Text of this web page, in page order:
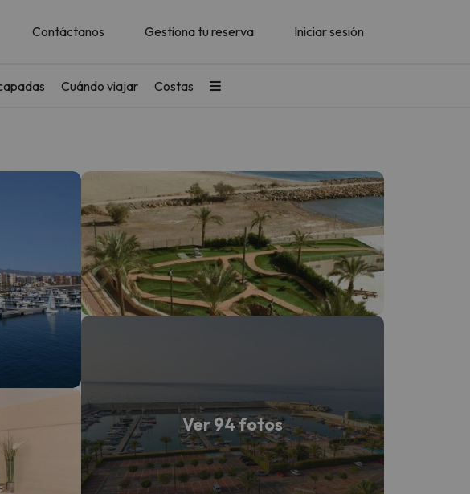
Contáctanos Gestiona tu reserva Iniciar sesión
Cuándo viajar Costas
Ver 94 fotos